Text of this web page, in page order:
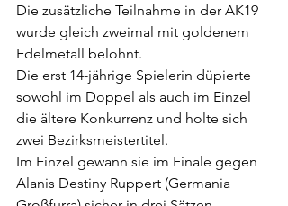
Die zusätzliche Teilnahme in der AK19
wurde gleich zweimal mit goldenem
Edelmetall belohnt.
Die erst 14-jährige Spielerin düpierte
sowohl im Doppel als auch im Einzel
die ältere Konkurrenz und holte sich
zwei Bezirksmeistertitel.
Im Einzel gewann sie im Finale gegen
Alanis Destiny Ruppert (Germania